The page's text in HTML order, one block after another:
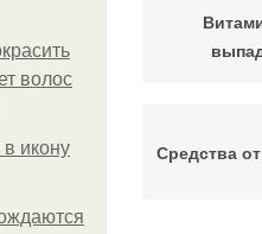
волос
икону
Средства